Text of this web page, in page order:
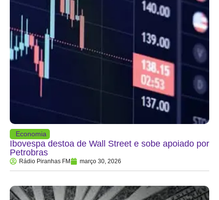
Economia
Ibovespa destoa de Wall Street e sobe apoiado por
Petrobras
Rádio Piranhas FM março 30, 2026